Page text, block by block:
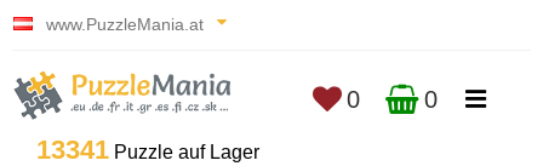
www.PuzzleMania.at
13341 Puzzle auf Lager
0 0